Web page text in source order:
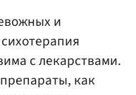
и
с лекарствами.
как